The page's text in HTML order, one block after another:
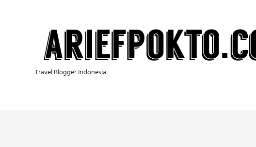
Travel Blogger Indonesia